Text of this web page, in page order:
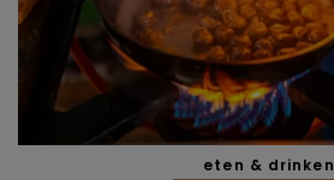
eten & drinken